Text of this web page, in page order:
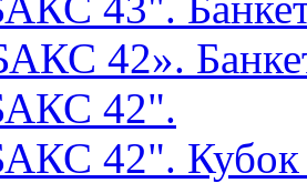
42».
42".
42". Кубок